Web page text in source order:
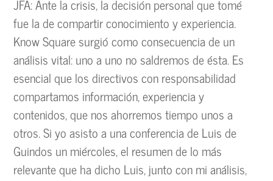
JFA: Ante la crisis, la decisión personal que tomé
fue la de compartir conocimiento y experiencia.
Know Square surgió como consecuencia de un
análisis vital: uno a uno no saldremos de ésta. Es
esencial que los directivos con responsabilidad
compartamos información, experiencia y
contenidos, que nos ahorremos tiempo unos a
otros. Si yo asisto a una conferencia de Luis de
Guindos un miércoles, el resumen de lo más
relevante que ha dicho Luis, junto con mi análisis,